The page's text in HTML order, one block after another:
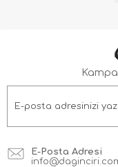
E-Posta Adresi